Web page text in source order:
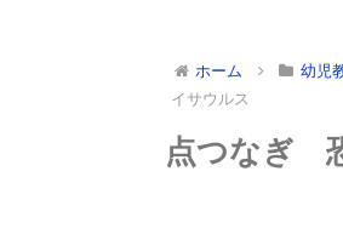
ホーム 幼児
イサウルス
点つなぎ